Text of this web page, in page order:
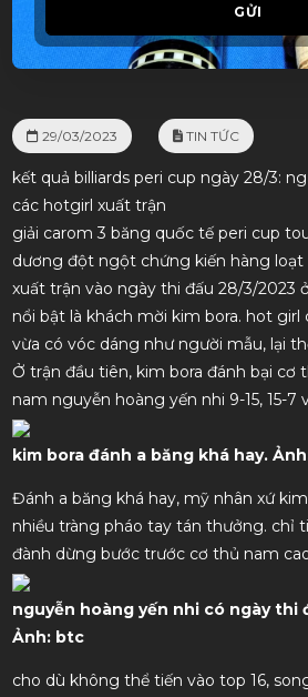
GỬI
29/03/2023 TIN TỨC
kết quả billiards peri cup ngày 28/3:
các hotgirl xuất trận
giải carom 3 băng quốc tế peri cup
dương đột ngột chứng kiến hàng loạt
xuất trận vào ngày thi đấu 28/3/2023
nổi bật là khách mời kim bora. hot girl
vừa có vóc dáng như người mẫu, lại
Ở trận đầu tiên, kim bora đánh bại cơ
nam nguyễn hoàng yến nhi 9-15, 15-7
kim bora đánh a băng khá hay.
Đánh a băng khá hay, mỹ nhân xứ
nhiều tràng pháo tay tán thưởng. chỉ
đành dừng bước trước cơ thủ nam
nguyễn hoàng yến nhi có ngày thi
Ảnh: btc
cho dù không thể tiến vào top 16,